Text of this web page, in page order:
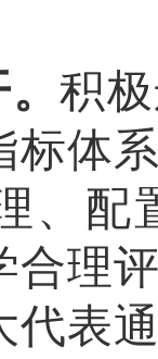
。积
标体
、配
合理
代表